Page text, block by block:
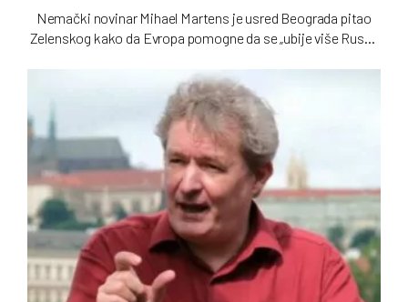
Nemački novinar Mihael Martens je usred Beograda pitao
Zelenskog kako da Evropa pomogne da se „ubije više Rusa“,
Martens sada za „Vreme“ kaže gde je pogrešio, a gde misli da
nije